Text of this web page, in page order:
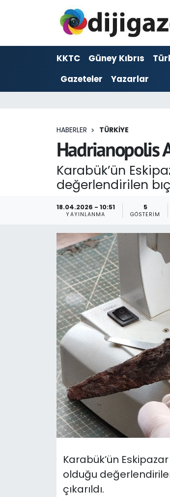
KKTC Güney Kıbrıs
Gazeteler
Yazarlar
HABERLER TÜRKIYE
Hadrianopolis
Karabük’ün
değerlendirilen
18.04.2026 - 10:51
YAYINLANMA
5
GÖSTERIM
Karabük’ün
olduğu
çıkarıldı.
ADVERTORIAL
Dijigazete
Foto Galeri
Gündem
KKTC YEREL SEÇİM 2018
Kültür Sanat
Magazin
Nöbetçi Eczaneler
Otomobil Dünyası
Politika
Hava Durumu
Trafik Durumu
Haber Arşivi